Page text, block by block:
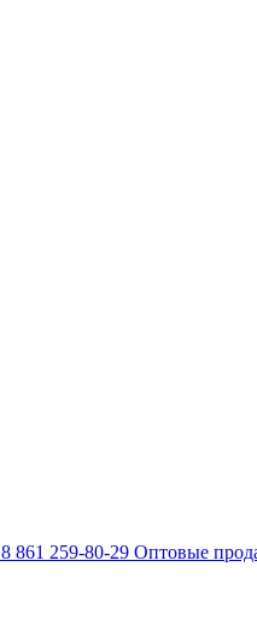
8 861 259-80-29 Оптовые